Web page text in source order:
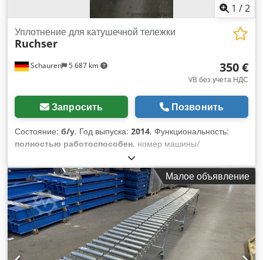
1 /2
Schauren 5 687 km
Уплотнение для катушечной тележки
Ruchser
350 €
VB без учета НДС
Запросить Позвонить
Состояние: б/у, Год выпуска: 2014, Функциональность:
полностью работоспособен, номер машины/
E-018455
Dcedpfx Anezqvafsvjk 1 штука – синего цвета, 1 штука –
зеленого цвета. Указана цена за одну штуку.Малое объявление